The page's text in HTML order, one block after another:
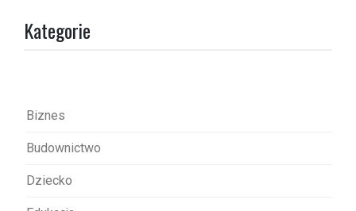
Kategorie
Biznes
Budownictwo
Dziecko